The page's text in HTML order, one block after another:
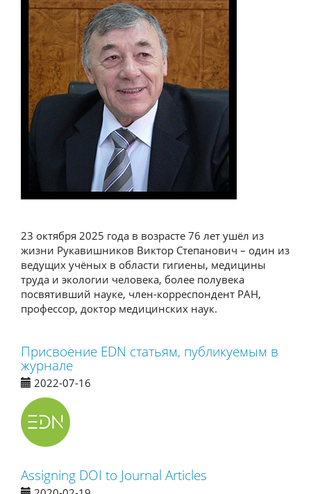
23 октября 2025 года в возрасте 76 лет ушёл из
жизни Рукавишников Виктор Степанович – один из
ведущих учёных в области гигиены, медицины
труда и экологии человека, более полувека
посвятивший науке, член-корреспондент РАН,
профессор, доктор медицинских наук.
Присвоение EDN статьям, публикуемым в
журнале
2022-07-16
Assigning DOI to Journal Articles